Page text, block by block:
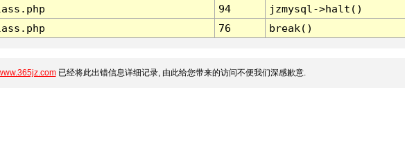
94
jzmysql->halt()
76 break()
已经将此出错信息详细记录, 由此给您带来的访问不便我们深感歉意.